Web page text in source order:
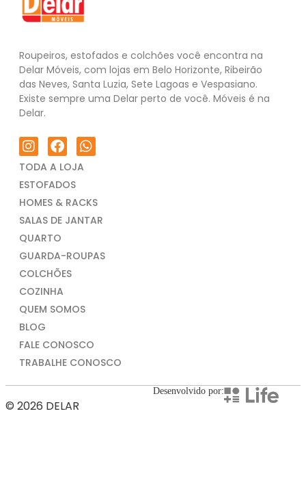
Roupeiros, estofados e colchões você encontra na
Delar Móveis, com lojas em Belo Horizonte, Ribeirão
das Neves, Santa Luzia, Sete Lagoas e Vespasiano.
Existe sempre uma Delar perto de você. Móveis é na
Delar.
TODA A LOJA
ESTOFADOS
HOMES & RACKS
SALAS DE JANTAR
QUARTO
GUARDA-ROUPAS
COLCHÕES
COZINHA
QUEM SOMOS
BLOG
FALE CONOSCO
TRABALHE CONOSCO
© 2026 DELAR
Desenvolvido por: